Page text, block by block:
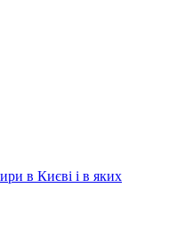
в Києві і в яких